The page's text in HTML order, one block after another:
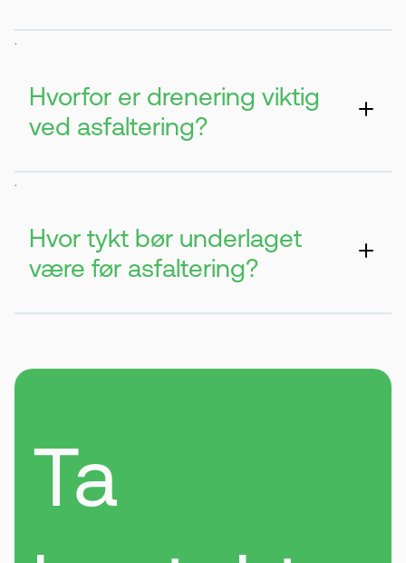
Et godt og stabilt underlag er avgjørende.
.
Hvorfor er drenering viktig
ved asfaltering?
Vann som samler seg under asfalten kan
.
Hvor tykt bør underlaget
være før asfaltering?
Vanligvis anbefales et lag på 10–20 cm
Ta